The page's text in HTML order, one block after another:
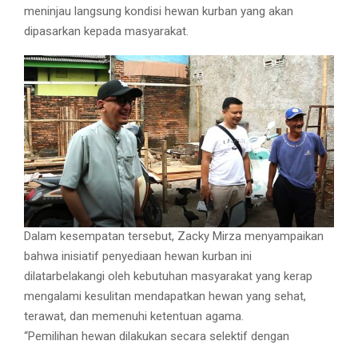
meninjau langsung kondisi hewan kurban yang akan
dipasarkan kepada masyarakat.
Dalam kesempatan tersebut, Zacky Mirza menyampaikan
bahwa inisiatif penyediaan hewan kurban ini
dilatarbelakangi oleh kebutuhan masyarakat yang kerap
mengalami kesulitan mendapatkan hewan yang sehat,
terawat, dan memenuhi ketentuan agama.
“Pemilihan hewan dilakukan secara selektif dengan